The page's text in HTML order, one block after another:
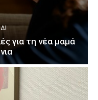
για τη νέα μαμά